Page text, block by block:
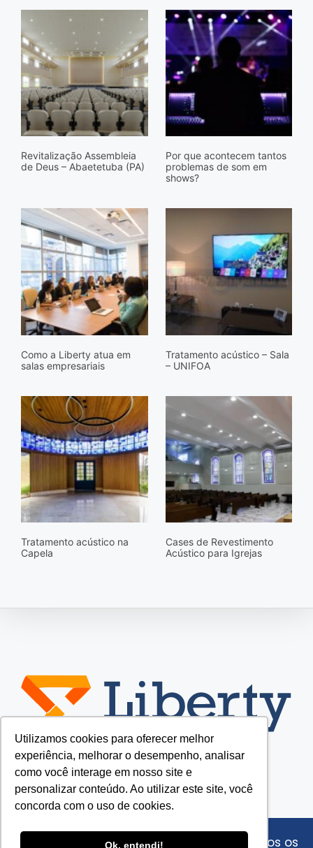
Utilizamos cookies para oferecer melhor
experiência, melhorar o desempenho, analisar
como você interage em nosso site e
personalizar conteúdo. Ao utilizar este site, você
concorda com o uso de cookies.
Ok, entendi!
Revitalização Assembleia
de Deus – Abaetetuba (PA)
Por que acontecem tantos
problemas de som em
shows?
Como a Liberty atua em
salas empresariais
Tratamento acústico – Sala
– UNIFOA
Tratamento acústico na
Capela
Cases de Revestimento
Acústico para Igrejas
© Copyright - Liberty Acústica 2022 - Todos os